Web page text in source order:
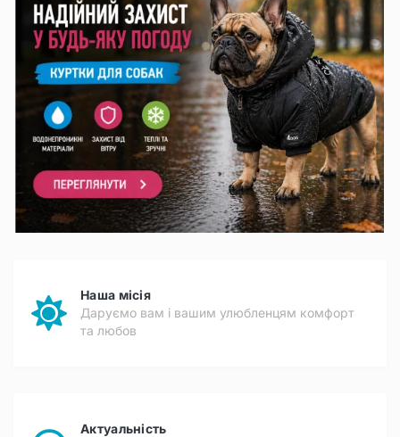
Наша місія
Даруємо вам і вашим улюбленцям комфорт
та любов
Актуальність